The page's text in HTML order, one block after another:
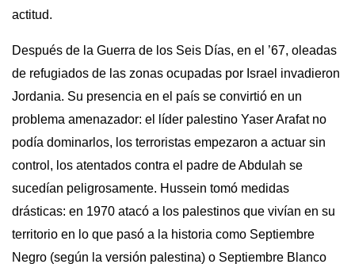
actitud.
Después de la Guerra de los Seis Días, en el ’67, oleadas
de refugiados de las zonas ocupadas por Israel invadieron
Jordania. Su presencia en el país se convirtió en un
problema amenazador: el líder palestino Yaser Arafat no
podía dominarlos, los terroristas empezaron a actuar sin
control, los atentados contra el padre de Abdulah se
sucedían peligrosamente. Hussein tomó medidas
drásticas: en 1970 atacó a los palestinos que vivían en su
territorio en lo que pasó a la historia como Septiembre
Negro (según la versión palestina) o Septiembre Blanco